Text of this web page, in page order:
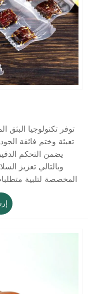
تعبئة وختم فائقة
يضمن التحكم
وبالتالي تعزيز
المخصصة لتلبية